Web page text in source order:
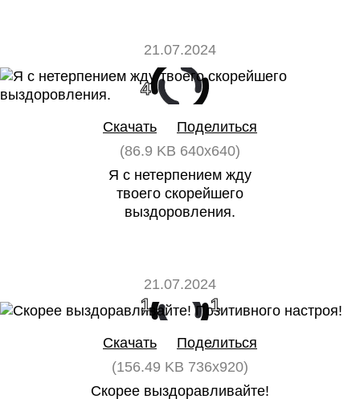
21.07.2024
4
Скачать
Поделиться
(86.9 KB 640x640)
Я с нетерпением жду
твоего скорейшего
выздоровления.
21.07.2024
1 1
Скачать
Поделиться
(156.49 KB 736x920)
Скорее выздоравливайте!